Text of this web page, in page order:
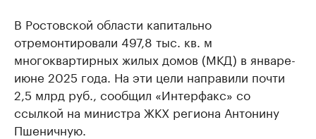
В Ростовской области капитально
отремонтировали 497,8 тыс. кв. м
многоквартирных жилых домов (МКД) в январе-
июне 2025 года. На эти цели направили почти
2,5 млрд руб., сообщил «Интерфакс» со
ссылкой на министра ЖКХ региона Антонину
Пшеничную.